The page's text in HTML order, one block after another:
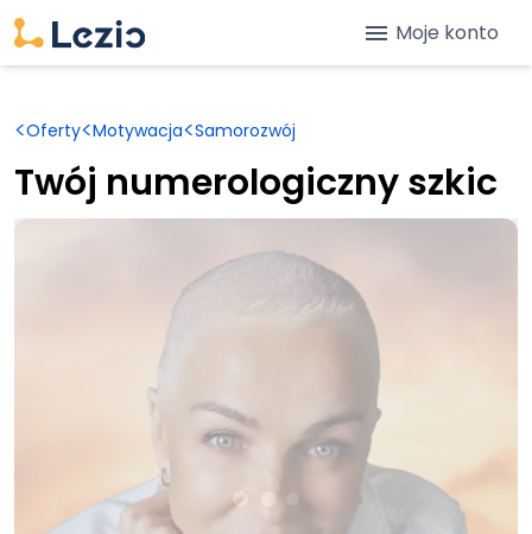
menu Moje konto
<Oferty<Motywacja<Samorozwój
Twój numerologiczny szkic